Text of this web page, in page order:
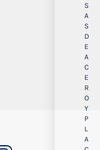
S
A
S
D
E
A
C
E
R
O
Y
P
L
A